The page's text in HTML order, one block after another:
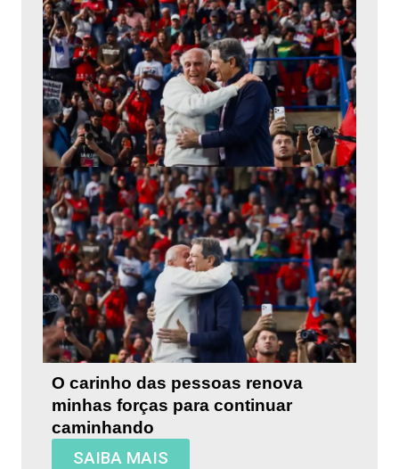
O carinho das pessoas renova
minhas forças para continuar
caminhando
SAIBA MAIS